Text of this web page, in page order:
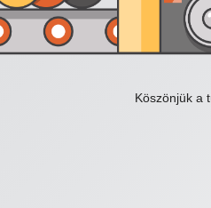
Köszönjük a